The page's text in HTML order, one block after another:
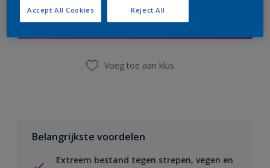
Vind een winkel
Voeg toe aan klus
Belangrijkste voordelen
Extreem bestand tegen strepen, vegen en
Reject All
Accept All Cookies